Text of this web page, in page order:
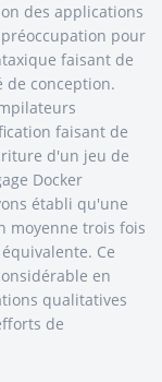
des applications
pour
faisant de
de conception.
faisant de
d'un jeu de
Docker
établi qu'une
moyenne trois fois
Ce
en
qualitatives
de